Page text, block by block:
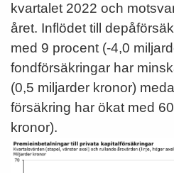
kvartalet 2022 och
året. Inflödet till
med 9 procent (-4,0
fondförsäkringar har
(0,5 miljarder kronor)
försäkring har ökat med
kronor).